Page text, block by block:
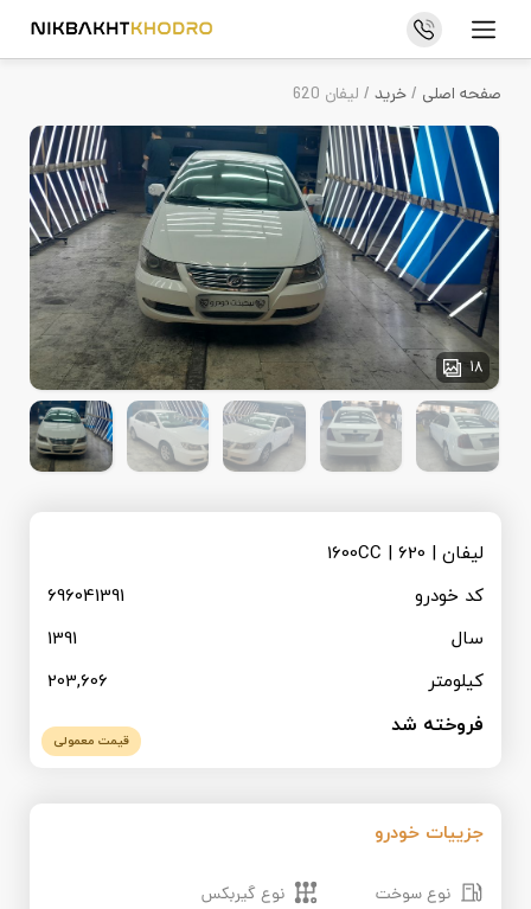
فروش خودرو
خرید خودرو
درباره ما
تماس با ما
سوالات متداول
مجله خودرو
اخبار و رویدادها
خرید و فروش خودرو
قیمت روز خودرو
ثبت نام همکاران تجاری
صفحه اصلی /خرید / لیفان 620
18
لیفان | 620 | 1600CC
کد خودرو
696041391
سال
1391
کیلومتر
203,606
فروخته شد
قیمت معمولی
جزییات خودرو
نوع سوخت
نوع گیربکس